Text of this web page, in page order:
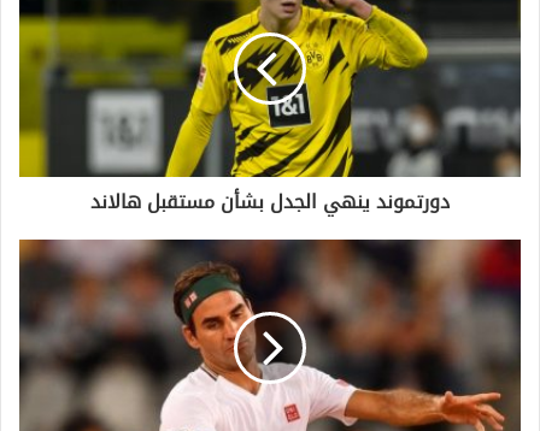
دورتموند ينهي الجدل بشأن مستقبل هالاند